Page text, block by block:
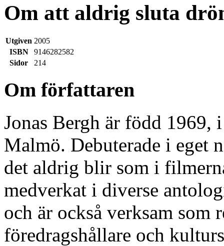
Om att aldrig sluta
Utgiven 2005
ISBN
9146282582
Sidor
214
Om författaren
Jonas Bergh är född 1969,
Malmö. Debuterade i eget
det aldrig blir som i
medverkat i diverse
och är också verksam som
föredragshållare och